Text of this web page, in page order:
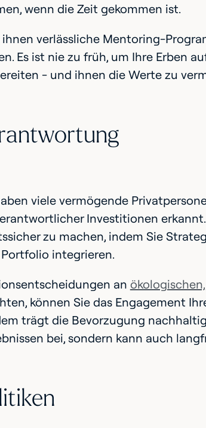
wenn die Zeit gekommen ist.
ihnen verlässliche Mentoring-
Es ist nie zu früh, um Ihre Erben
- und ihnen die Werte zu
viele vermögende
Investitionen
zu machen, indem Sie
integrieren.
an
können Sie das Engagement
trägt die Bevorzugung
bei, sondern kann auch